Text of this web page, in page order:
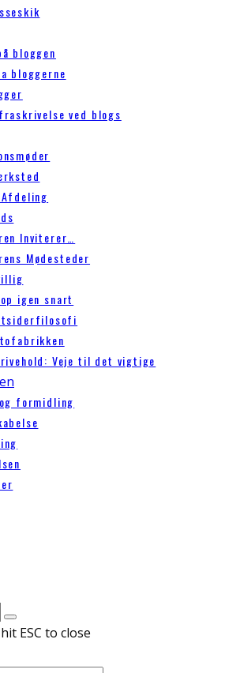
bloggen
bloggerne
ved blogs
Inviterer…
Mødesteder
igen snart
Veje til det vigtige
formidling
ESC to close